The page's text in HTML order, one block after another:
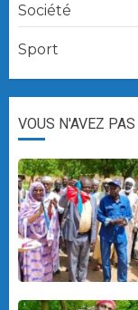
Société
Sport
VOUS N'AVEZ